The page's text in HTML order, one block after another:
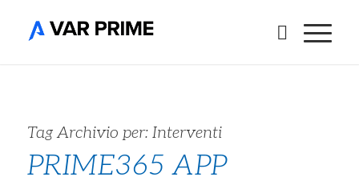
Tag Archivio per: Interventi
PRIME365 APP